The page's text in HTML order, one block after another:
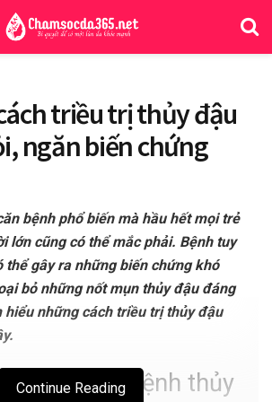
triều trị thủy đậu
ngăn biến chứng
bệnh phổ biến mà hầu hết mọi trẻ
lớn cũng có thể mắc phải. Bệnh tuy
thể gây ra những biến chứng khó
bỏ những nốt mụn thủy đậu đáng
hiểu những cách triều trị thủy đậu
nguy hiểm bệnh thủy
Continue Reading